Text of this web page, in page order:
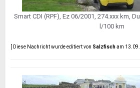
Smart CDI (RPF), Ez 06/2001, 274.xxx km,
l/100 km
[ Diese Nachricht wurde editiert von Salzfischam